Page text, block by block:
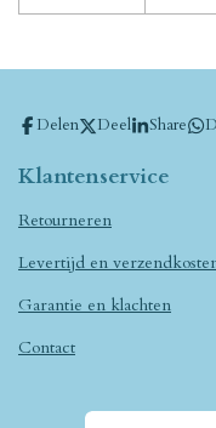
Delen Deel Share
Klantenservice
Retourneren
Levertijd en
Garantie en klachten
Contact